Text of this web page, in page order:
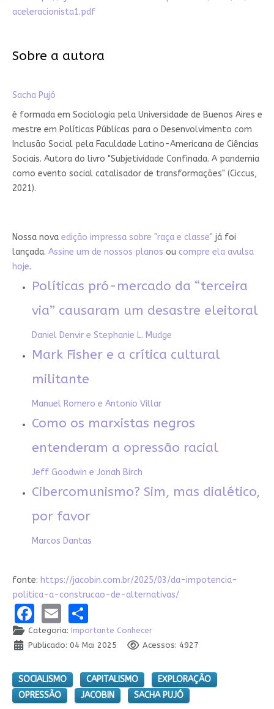
aceleracionista1.pdf
Sobre a autora
Sacha Pujó
é formada em Sociologia pela Universidade de Buenos Aires e
mestre em Políticas Públicas para o Desenvolvimento com
Inclusão Social pela Faculdade Latino-Americana de Ciências
Sociais. Autora do livro "Subjetividade Confinada. A pandemia
como evento social catalisador de transformações" (Ciccus,
2021).
Nossa nova edição impressa sobre "raça e classe" já foi
lançada. Assine um de nossos planos ou compre ela avulsa
hoje.
Políticas pró-mercado da “terceira
via” causaram um desastre eleitoral
Daniel Denvir e Stephanie L. Mudge
Mark Fisher e a crítica cultural
militante
Manuel Romero e Antonio Villar
Como os marxistas negros
entenderam a opressão racial
Jeff Goodwin e Jonah Birch
Cibercomunismo? Sim, mas dialético,
por favor
Marcos Dantas
fonte: https://jacobin.com.br/2025/03/da-impotencia-
politica-a-construcao-de-alternativas/
Facebook
EmailShare
Categoria: Importante Conhecer
Publicado: 04 Mai 2025
Acessos: 4927
SOCIALISMO CAPITALISMO
EXPLORAÇÃO
OPRESSÃO
JACOBIN SACHA PUJÓ